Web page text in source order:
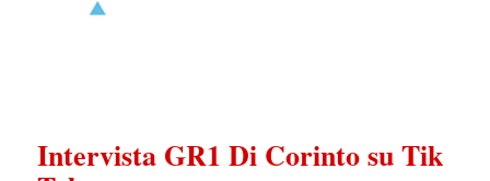
Intervista GR1 Di Corinto su Tik